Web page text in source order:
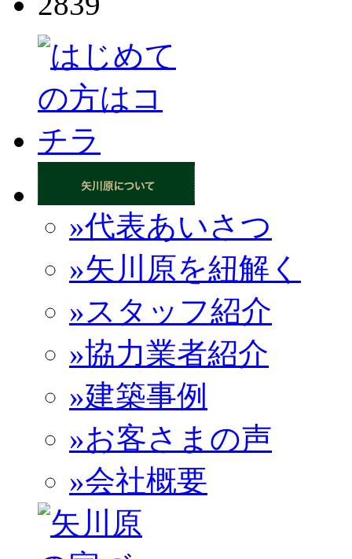
»代表あいさつ
»矢川原を紐解く
»スタッフ紹介
»協力業者紹介
»建築事例
»お客さまの声
»会社概要